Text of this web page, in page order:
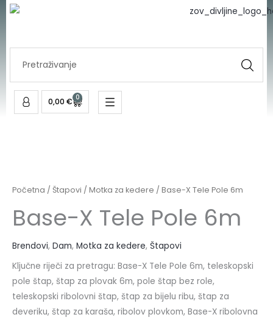
Skip
0,00 € 0
Cart
Početna / Štapovi / Motka za kedere / Base-X Tele Pole 6m
Base-X Tele Pole 6m
Brendovi, Dam, Motka za kedere, Štapovi
Ključne riječi za pretragu: Base-X Tele Pole 6m, teleskopski
pole štap, štap za plovak 6m, pole štap bez role,
teleskopski ribolovni štap, štap za bijelu ribu, štap za
deveriku, štap za karaša, ribolov plovkom, Base-X ribolovna